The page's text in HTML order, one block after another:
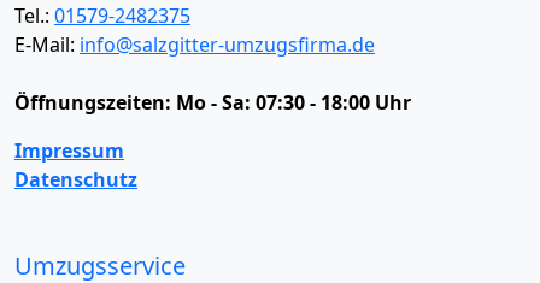
Tel.: 01579-2482375
E-Mail: info@salzgitter-umzugsfirma.de
Öffnungszeiten: Mo - Sa: 07:30 - 18:00 Uhr
Impressum
Datenschutz
Umzugsservice